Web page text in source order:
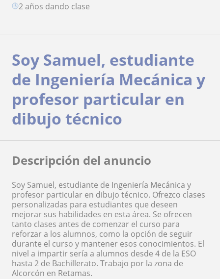
2 años dando clase
Soy Samuel, estudiante
de Ingeniería Mecánica y
profesor particular en
dibujo técnico
Descripción del anuncio
Soy Samuel, estudiante de Ingeniería Mecánica y
profesor particular en dibujo técnico. Ofrezco clases
personalizadas para estudiantes que deseen
mejorar sus habilidades en esta área. Se ofrecen
tanto clases antes de comenzar el curso para
reforzar a los alumnos, como la opción de seguir
durante el curso y mantener esos conocimientos. El
nivel a impartir sería a alumnos desde 4 de la ESO
hasta 2 de Bachillerato. Trabajo por la zona de
Alcorcón en Retamas.